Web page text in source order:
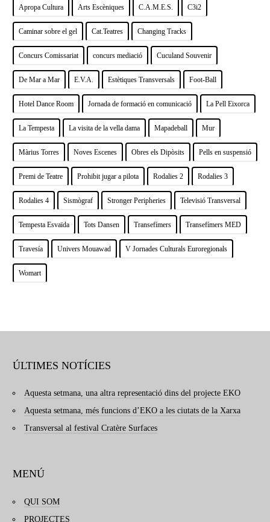
Apropa Cultura Arts Escèniques C.A.M.E.S. C3i2
Caminar sobre el gel Cat.Teatres Changing Tracks
Concurs Comissariat concurs mediació Cuculand Souvenir
De Mar a Mar E.V.A. Estètiques Transversals Foot-Ball
Hotel Dance Room Jornada de formació en comunicació La Pell Eixorca
La Tempesta La visita de la vella dama Mapadeball Mur
Màrius Torres Noves Escenes Obres els Dipòsits Pells en suspensió
Premi de Teatre Prohibit jugar a pilota Rodalies 2 Rodalies 3
Rodalies 4 Sismògraf Stronger Peripheries Televisió Transversal
Tempesta Esvaïda Tots Dansen Transefímers Transefímers MED
Travesía Univers Mouawad V Jornades Culturals Euroregionals
Womart
ÚLTIMES NOTÍCIES
Aquesta setmana, una altra representació dins del projecte EKO
Aquesta setmana, més funcions d’EKO a les ciutats de la Xarxa
Transversal al festival Cratère Surfaces
MENÚ
QUI SOM
PROJECTES